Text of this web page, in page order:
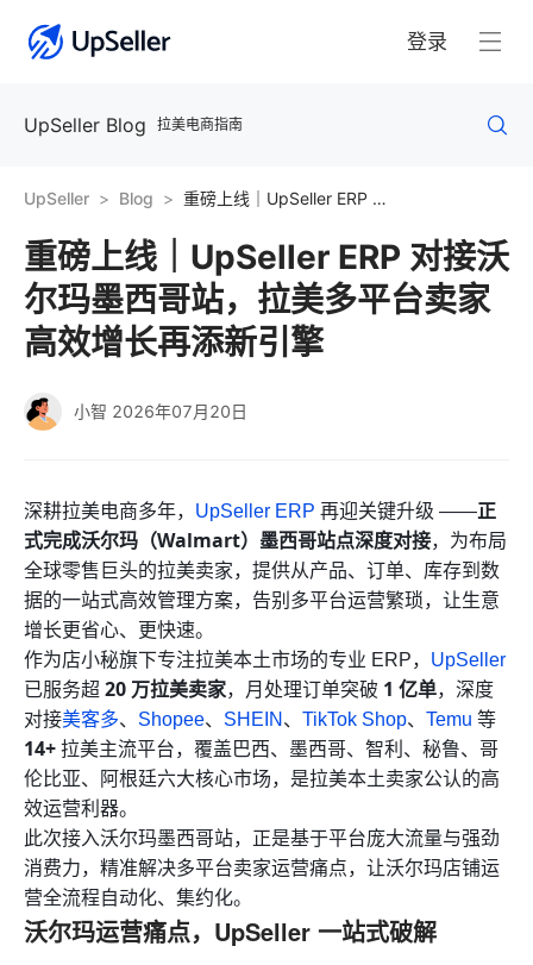
登录
UpSeller Blog 拉美电商指南
UpSeller Blog 重磅上线｜UpSeller ERP 对接沃尔玛墨西哥站，拉美多平台卖家高效增长再添新引擎
重磅上线｜UpSeller ERP 对接沃
尔玛墨西哥站，拉美多平台卖家
高效增长再添新引擎
小智 2026年07月20日
深耕拉美电商多年， UpSeller ERP 再迎关键升级 ——正
式完成沃尔玛（Walmart）墨西哥站点深度对接，为布局
全球零售巨头的拉美卖家，提供从产品、订单、库存到数
据的一站式高效管理方案，告别多平台运营繁琐，让生意
增长更省心、更快速。
作为店小秘旗下专注拉美本土市场的专业 ERP， UpSeller
已服务超 20 万拉美卖家，月处理订单突破 1 亿单，深度
对接美客多、 Shopee、 SHEIN 、 TikTok Shop、 Temu 等
14+ 拉美主流平台，覆盖巴西、墨西哥、智利、秘鲁、哥
伦比亚、阿根廷六大核心市场，是拉美本土卖家公认的高
效运营利器。
此次接入沃尔玛墨西哥站，正是基于平台庞大流量与强劲
消费力，精准解决多平台卖家运营痛点，让沃尔玛店铺运
营全流程自动化、集约化。
沃尔玛运营痛点，UpSeller 一站式破解